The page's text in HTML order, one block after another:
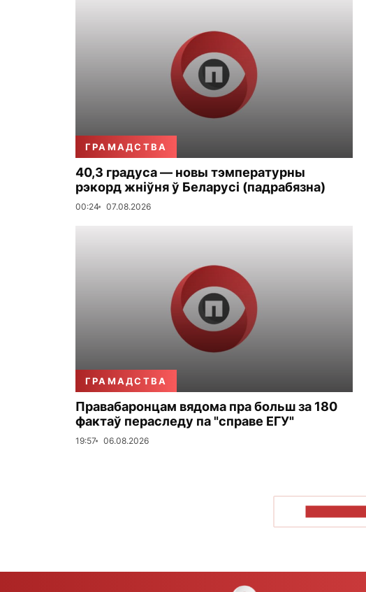
ГРАМАДСТВА
40,3 градуса — новы тэмпературны
рэкорд жніўня ў Беларусі (падрабязна)
00:24 07.08.2026
ГРАМАДСТВА
Правабаронцам вядома пра больш за 180
фактаў пераследу па "справе ЕГУ"
19:57 06.08.2026